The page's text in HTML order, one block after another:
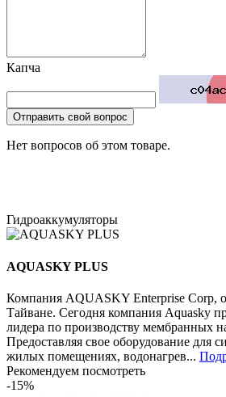
Капча
Отправить свой вопрос
Нет вопросов об этом товаре.
Гидроаккумуляторы
AQUASKY PLUS
Компания AQUASKY Enterprise Corp,
Тайване. Сегодня компания Aquasky
лидера по производству мембранных
Предоставляя свое оборудование для
жилых помещениях, водонагрев...
Рекомендуем посмотреть
-15%